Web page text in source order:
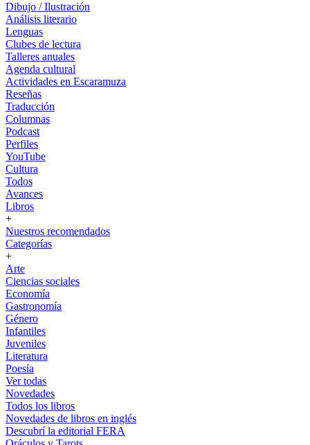
Dibujo / Ilustración
Análisis literario
Lenguas
Clubes de lectura
Talleres anuales
Agenda cultural
Actividades en Escaramuza
Reseñas
Traducción
Columnas
Podcast
Perfiles
YouTube
Cultura
Todos
Avances
Libros
+
Nuestros recomendados
Categorías
+
Arte
Ciencias sociales
Economía
Gastronomía
Género
Infantiles
Juveniles
Literatura
Poesía
Ver todas
Novedades
Todos los libros
Novedades de libros en inglés
Descubrí la editorial FERA